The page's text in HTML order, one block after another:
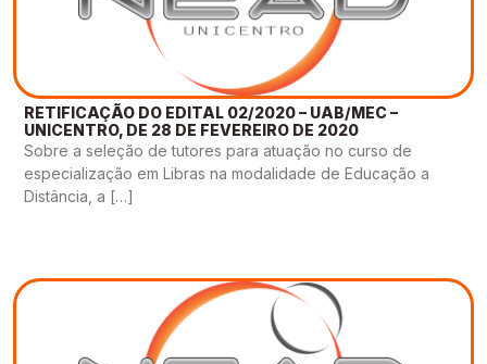
RETIFICAÇÃO DO EDITAL 02/2020 – UAB/MEC –
UNICENTRO, DE 28 DE FEVEREIRO DE 2020
Sobre a seleção de tutores para atuação no curso de
especialização em Libras na modalidade de Educação a
Distância, a […]